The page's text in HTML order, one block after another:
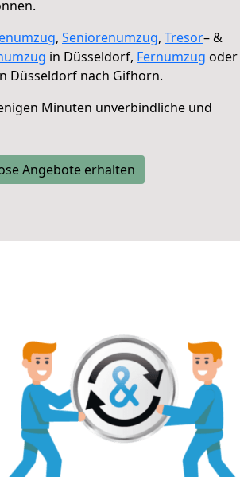
, Seniorenumzug, Tresor– &
in Düsseldorf, Fernumzug oder
Düsseldorf nach Gifhorn.
Minuten unverbindliche und
Angebote erhalten